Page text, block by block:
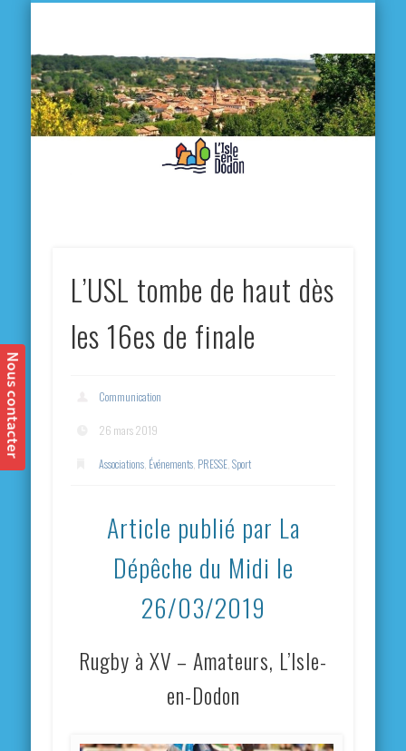
L’USL tombe de haut dès
les 16es de finale
Communication
26 mars 2019
Associations Événements PRESSE ,Sport
Article publié par La
Dépêche du Midi le
26/03/2019
Rugby à XV – Amateurs, L’Isle-
en-Dodon